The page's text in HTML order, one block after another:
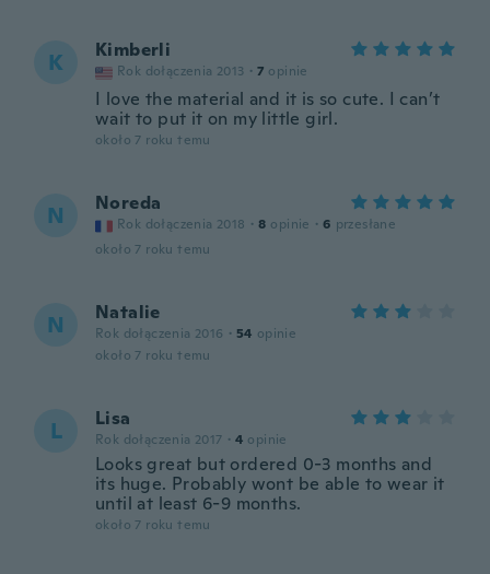
K Kimberli
Rok dołączenia 2013 · 7 opinie
I love the material and it is so cute. I can’t
wait to put it on my little girl.
około 7 roku temu
N Noreda
Rok dołączenia 2018 · 8 opinie · 6 przesłane
około 7 roku temu
N Natalie
Rok dołączenia 2016 · 54 opinie
około 7 roku temu
L Lisa
Rok dołączenia 2017 · 4 opinie
Looks great but ordered 0-3 months and
its huge. Probably wont be able to wear it
until at least 6-9 months.
około 7 roku temu